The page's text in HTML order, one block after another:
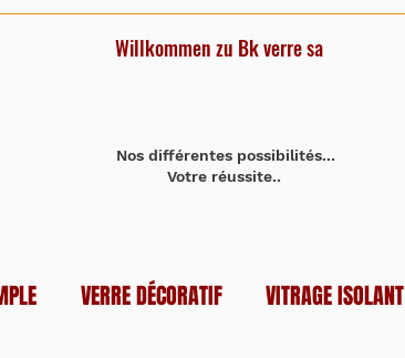
Willkommen zu Bk verre sa
Nos différentes possibilités...
Votre réussite..
VERRE DÉCORATIF VITRAGE ISOLANT